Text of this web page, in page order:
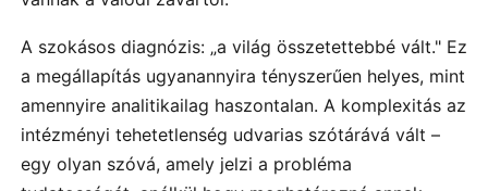
A szokásos diagnózis: „a világ összetettebbé vált." Ez
a megállapítás ugyanannyira tényszerűen helyes, mint
amennyire analitikailag haszontalan. A komplexitás az
intézményi tehetetlenség udvarias szótárává vált –
egy olyan szóvá, amely jelzi a probléma